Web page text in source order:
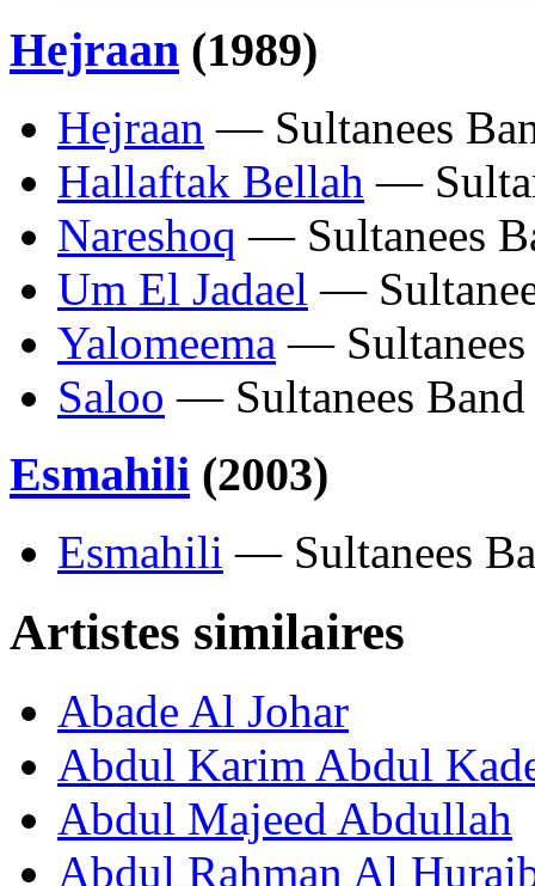
Hejraan (1989)
Hejraan — Sultanees
Hallaftak Bellah —
Nareshoq — Sultanees
Um El Jadael —
Yalomeema — Sultanees
Saloo — Sultanees Band
Esmahili (2003)
Esmahili — Sultanees
Artistes similaires
Abade Al Johar
Abdul Karim Abdul
Abdul Majeed Abdullah
Abdul Rahman Al